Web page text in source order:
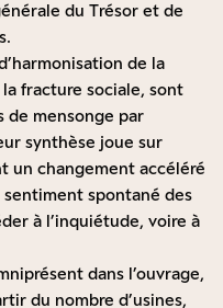
du Trésor et de
.
de la
fracture sociale, sont
de mensonge par
synthèse joue sur
un changement accéléré
spontané des
à l’inquiétude, voire à
dans l’ouvrage,
du nombre d’usines,